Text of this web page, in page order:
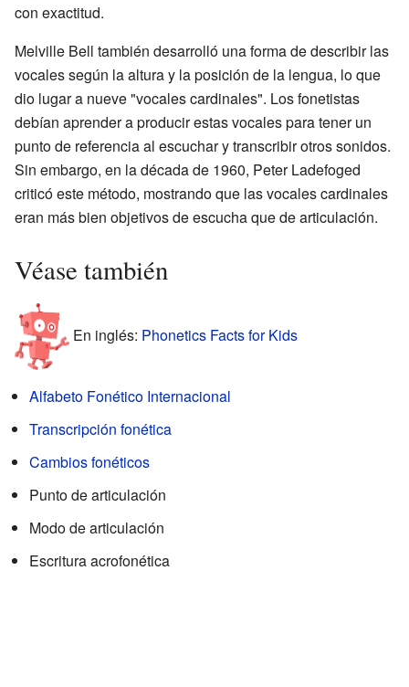
con exactitud.
Melville Bell también desarrolló una forma de describir las
vocales según la altura y la posición de la lengua, lo que
dio lugar a nueve "vocales cardinales". Los fonetistas
debían aprender a producir estas vocales para tener un
punto de referencia al escuchar y transcribir otros sonidos.
Sin embargo, en la década de 1960, Peter Ladefoged
criticó este método, mostrando que las vocales cardinales
eran más bien objetivos de escucha que de articulación.
Véase también
En inglés: Phonetics Facts for Kids
Alfabeto Fonético Internacional
Transcripción fonética
Cambios fonéticos
Punto de articulación
Modo de articulación
Escritura acrofonética